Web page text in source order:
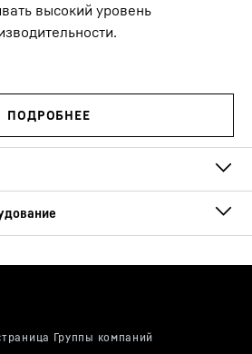
высокий уровень
Нефть и газ / Тяжелые грузы